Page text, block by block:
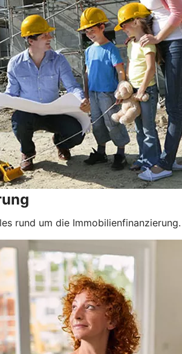
rund um die Immobilienfinanzierung.